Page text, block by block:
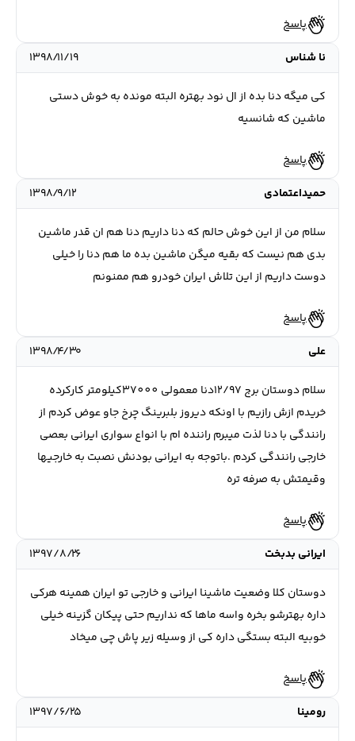
پاسخ
نا شناس
۱۳۹۸/۱۱/۱۹
کی میگه دنا بده از ال نود بهتره البته مونده به خوش دستی
ماشین که شانسیه
پاسخ
حمیداعتمادی
۱۳۹۸/۹/۱۲
سلام من از این خوش حالم که دنا داریم دنا هم ان قدر ماشین
بدی هم نیست که بقیه میگن ماشین بده ما هم دنا را خیلی
دوست داریم از این تلاش ایران خودرو هم ممنونم
پاسخ
علی
۱۳۹۸/۴/۳۰
سلام دوستان برج 12/97دنا معمولی 37000کیلومتر کارکرده
خریدم ازش رازیم با اونکه دیروز بلبرینگ چرخ جاو عوض کردم از
رانندگی با دنا لذت میبرم راننده ام با انواع سواری ایرانی بعصی
خارجی رانندگی کردم .باتوجه به ایرانی بودنش نصبت به خارجیها
وقیمتش به صرفه تره
پاسخ
ایرانی بدبخت
۱۳۹۷/۸/۲۶
دوستان کلا وضعیت ماشینا ایرانی و خارجی تو ایران همینه هرکی
داره بهترشو بخره واسه ماها که نداریم حتی پیکان گزینه خیلی
خوبیه البته بستگی داره کی از وسیله زیر پاش چی میخاد
پاسخ
رومینا
۱۳۹۷/۶/۲۵